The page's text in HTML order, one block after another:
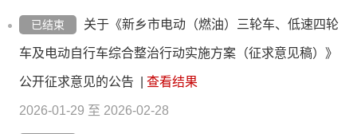
已结束 关于《新乡市电动（燃油）三轮车、低速四轮
车及电动自行车综合整治行动实施方案（征求意见稿）》
公开征求意见的公告 查看结果
2026-01-29 至 2026-02-28